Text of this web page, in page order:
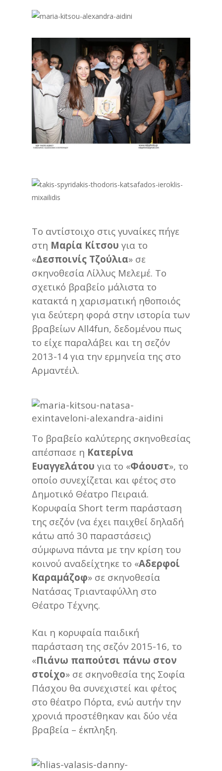
Το αντίστοιχο στις γυναίκες πήγε
στη Μαρία Κίτσου για το
«Δεσποινίς Τζούλια» σε
σκηνοθεσία Λίλλυς Μελεμέ. Το
σχετικό βραβείο μάλιστα το
κατακτά η χαρισματική ηθοποιός
για δεύτερη φορά στην ιστορία των
βραβείων All4fun, δεδομένου πως
το είχε παραλάβει και τη σεζόν
2013-14 για την ερμηνεία της στο
Αρμαντέιλ.
Το βραβείο καλύτερης σκηνοθεσίας
απέσπασε η Κατερίνα
Ευαγγελάτου για το «Φάουστ», το
οποίο συνεχίζεται και φέτος στο
Δημοτικό Θέατρο Πειραιά.
Κορυφαία Short term παράσταση
της σεζόν (να έχει παιχθεί δηλαδή
κάτω από 30 παραστάσεις)
σύμφωνα πάντα με την κρίση του
κοινού αναδείχτηκε το «Αδερφοί
Καραμάζοφ» σε σκηνοθεσία
Νατάσας Τριανταφύλλη στο
Θέατρο Τέχνης.
Και η κορυφαία παιδική
παράσταση της σεζόν 2015-16, το
«Πιάνω παπούτσι πάνω στον
στοίχο» σε σκηνοθεσία της Σοφία
Πάσχου θα συνεχιστεί και φέτος
στο θέατρο Πόρτα, ενώ αυτήν την
χρονιά προστέθηκαν και δύο νέα
βραβεία – έκπληξη.